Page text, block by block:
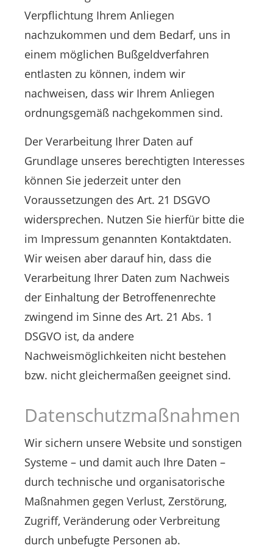
Verpflichtung Ihrem Anliegen
nachzukommen und dem Bedarf, uns in
einem möglichen Bußgeldverfahren
entlasten zu können, indem wir
nachweisen, dass wir Ihrem Anliegen
ordnungsgemäß nachgekommen sind.
Der Verarbeitung Ihrer Daten auf
Grundlage unseres berechtigten Interesses
können Sie jederzeit unter den
Voraussetzungen des Art. 21 DSGVO
widersprechen. Nutzen Sie hierfür bitte die
im Impressum genannten Kontaktdaten.
Wir weisen aber darauf hin, dass die
Verarbeitung Ihrer Daten zum Nachweis
der Einhaltung der Betroffenenrechte
zwingend im Sinne des Art. 21 Abs. 1
DSGVO ist, da andere
Nachweismöglichkeiten nicht bestehen
bzw. nicht gleichermaßen geeignet sind.
Datenschutzmaßnahmen
Wir sichern unsere Website und sonstigen
Systeme – und damit auch Ihre Daten –
durch technische und organisatorische
Maßnahmen gegen Verlust, Zerstörung,
Zugriff, Veränderung oder Verbreitung
durch unbefugte Personen ab.